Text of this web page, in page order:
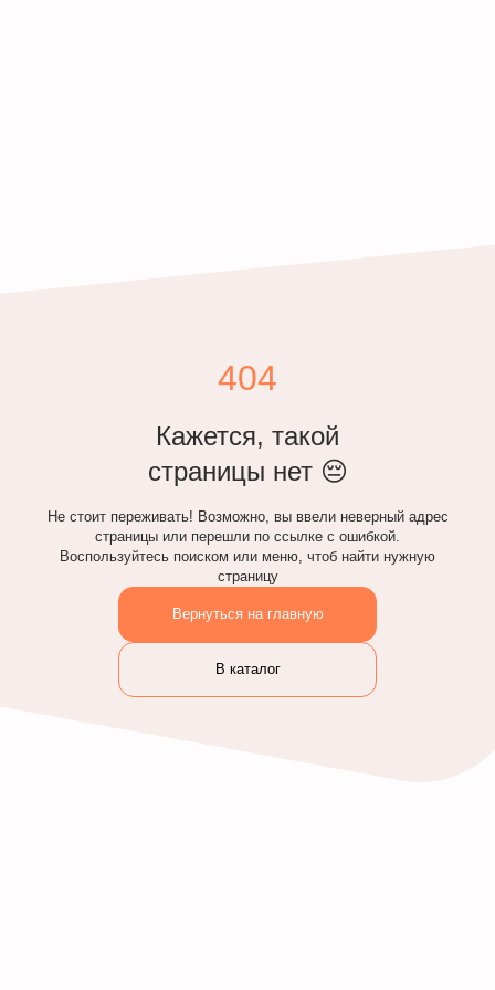
404
Кажется, такой
страницы нет 😔
Не стоит переживать! Возможно, вы ввели неверный адрес
страницы или перешли по ссылке с ошибкой.
Воспользуйтесь поиском или меню, чтоб найти нужную
страницу
Вернуться на главную
В каталог